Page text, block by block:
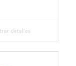
detalles